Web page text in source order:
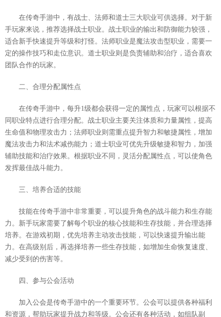
在传奇手游中，有战士、法师和道士三大职业可供选择。对于新
手玩家来说，推荐选择战士职业。战士职业的输出和防御能力较强，
适合新手快速提升等级和打怪。法师职业是魔法攻击型职业，需要一
定的操作技巧和走位意识。道士职业则是负责辅助和治疗，适合喜欢
团队合作的玩家。
二、合理分配属性点
在传奇手游中，每升1级都会获得一定的属性点，玩家可以根据不
同职业特点进行合理分配。战士职业主要关注体质和力量属性，提高
生命值和物理攻击力；法师职业则需重点提升智力和敏捷属性，增加
魔法攻击力和法术减伤能力；道士职业可优先升级敏捷和智力，加强
辅助技能和治疗效果。根据职业不同，灵活分配属性点，可以使角色
发挥最佳战斗能力。
三、培养合适的技能
技能在传奇手游中非常重要，可以提升角色的战斗能力和生存能
力。新手玩家需要了解每个职业的核心技能和生存技能，并合理选择
培养。在游戏初期，优先培养主动攻击技能，可以快速提升输出能
力。在高级别后，再选择培养一些生存技能，如增加生命恢复速度、
减少受到的伤害等。
四、参与公会活动
加入公会是传奇手游中的一个重要环节。公会可以提供各种福利
和资源，帮助玩家提升战力和等级。公会还有各种活动，如组队副